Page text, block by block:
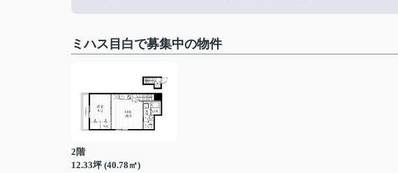
ミハス目白で募集中の物件
2階
12.33坪 (40.78㎡)